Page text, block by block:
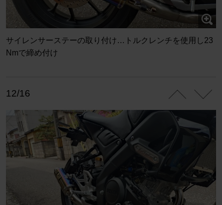
サイレンサーステーの取り付け…トルクレンチを使用し23
Nmで締め付け
12/16